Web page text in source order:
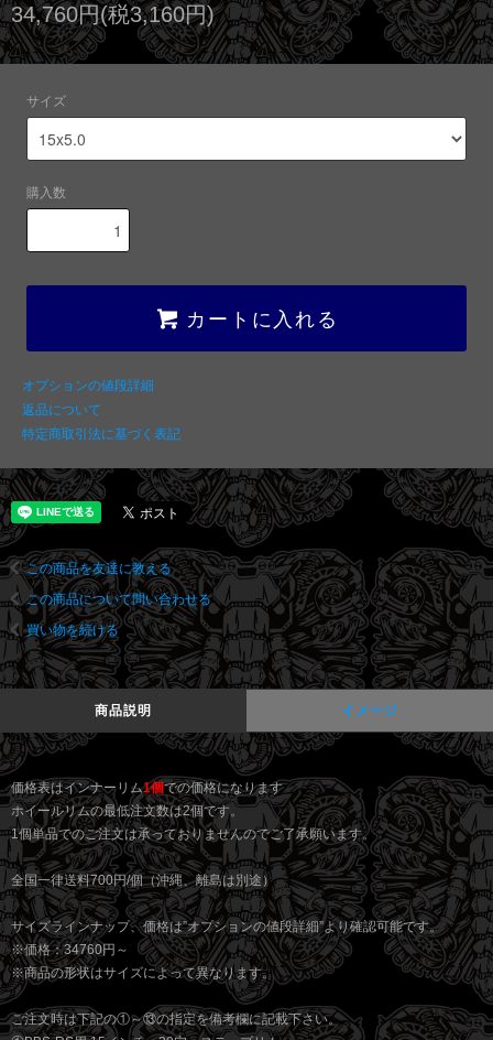
34,760円(税3,160円)
サイズ
購入数
カートに入れる
オプションの値段詳細
返品について
特定商取引法に基づく表記
この商品を友達に教える
この商品について問い合わせる
買い物を続ける
商品説明 イメージ
価格表はインナーリム1個での価格になります
ホイールリムの最低注文数は2個です。
1個単品でのご注文は承っておりませんのでご了承願います。
全国一律送料700円/個（沖縄、離島は別途）
サイズラインナップ、価格は”オプションの値段詳細”より確認可能です。
※価格：34760円～
※商品の形状はサイズによって異なります。
ご注文時は下記の①～⑬の指定を備考欄に記載下さい。